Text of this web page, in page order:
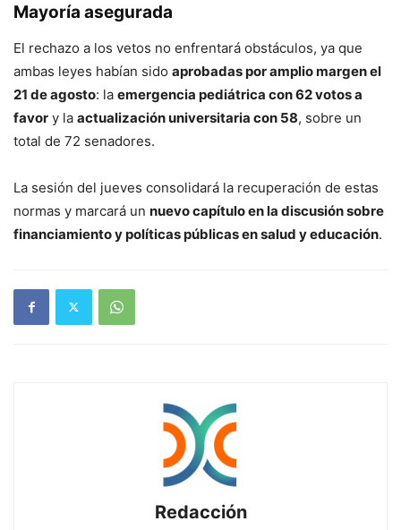
Mayoría asegurada
El rechazo a los vetos no enfrentará obstáculos, ya que
ambas leyes habían sido aprobadas por amplio margen el
21 de agosto: la emergencia pediátrica con 62 votos a
favor y la actualización universitaria con 58, sobre un
total de 72 senadores.
La sesión del jueves consolidará la recuperación de estas
normas y marcará un nuevo capítulo en la discusión sobre
financiamiento y políticas públicas en salud y educación.
Redacción